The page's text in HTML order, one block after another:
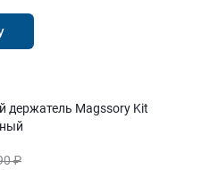
держатель Magssory Kit
₽